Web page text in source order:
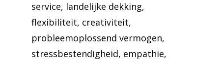
service, landelijke dekking,
flexibiliteit, creativiteit,
probleemoplossend vermogen,
stressbestendigheid, empathie,